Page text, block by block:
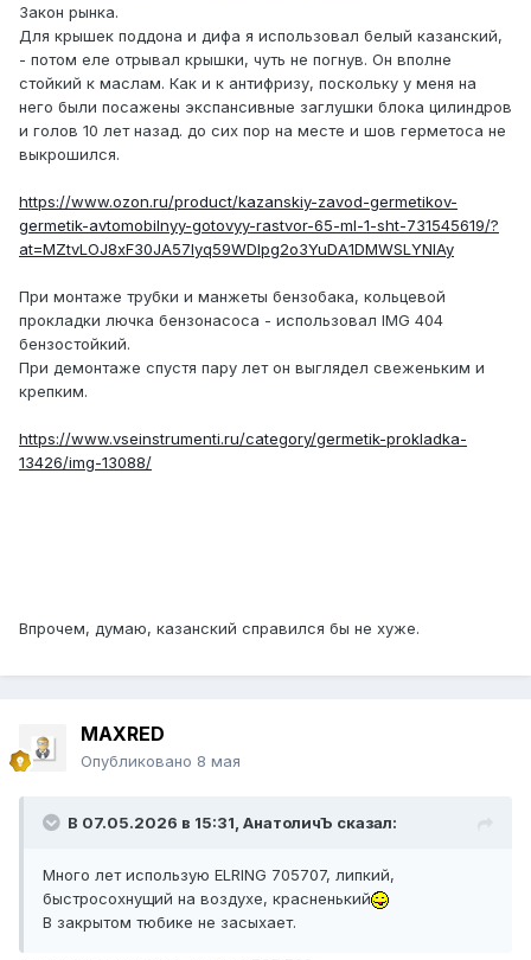
Закон рынка.
Для крышек поддона и дифа я использовал белый казанский,
- потом еле отрывал крышки, чуть не погнув. Он вполне
стойкий к маслам. Как и к антифризу, поскольку у меня на
него были посажены экспансивные заглушки блока цилиндров
и голов 10 лет назад. до сих пор на месте и шов герметоса не
выкрошился.
https://www.ozon.ru/product/kazanskiy-zavod-germetikov-
germetik-avtomobilnyy-gotovyy-rastvor-65-ml-1-sht-731545619/?
at=MZtvLOJ8xF30JA57Iyq59WDIpg2o3YuDA1DMWSLYNlAy
При монтаже трубки и манжеты бензобака, кольцевой
прокладки лючка бензонасоса - использовал IMG 404
бензостойкий.
При демонтаже спустя пару лет он выглядел свеженьким и
крепким.
https://www.vseinstrumenti.ru/category/germetik-prokladka-
13426/img-13088/
Впрочем, думаю, казанский справился бы не хуже.
MAXRED
Опубликовано 8 мая
В 07.05.2026 в 15:31, АнатоличЪ сказал:
Много лет использую ELRING 705707, липкий,
быстросохнущий на воздухе, красненький
В закрытом тюбике не засыхает.